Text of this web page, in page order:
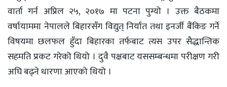
वार्ता गर्न अप्रिल २५, २०१७ मा पटना पुग्यो । उक्त बैठकमा
वर्षायाममा नेपालले बिहारसँग विद्युत् निर्यात तथा इनर्जी बैंकिङ गर्ने
विषयमा छलफल हुँदा बिहारका तर्फबाट त्यस उपर सैद्धान्तिक
सहमति प्रकट गरेको थियो । दुवै पक्षबाट यससम्बन्धमा परीक्षण गरी
अघि बढ्ने धारणा आएको थियो ।